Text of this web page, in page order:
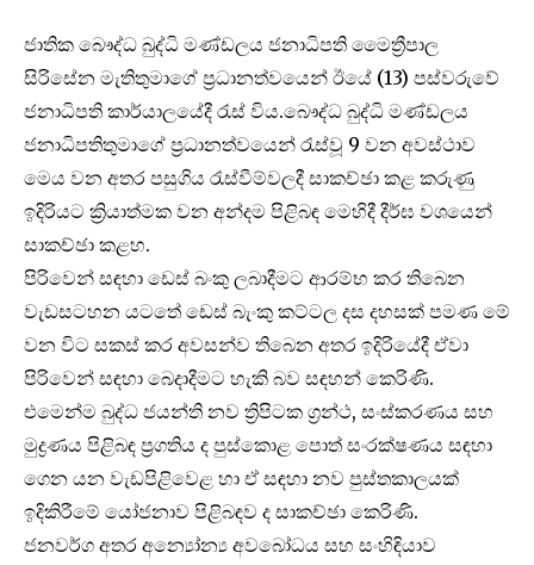
ජාතික බෞද්ධ බුද්ධි මණ්ඩලය ජනාධිපති මෛත්‍රීපාල
සිරිසේන මැතිතුමාගේ ප‍්‍රධානත්වයෙන් ඊයේ (13) පස්වරුවේ
ජනාධිපති කාර්යාලයේදී රැස් විය.බෞද්ධ බුද්ධි මණ්ඩලය
ජනාධිපතිතුමාගේ ප‍්‍රධානත්වයෙන් රැස්වූ 9 වන අවස්ථාව
මෙය වන අතර පසුගිය රැස්වීම්වලදී සාකච්ඡා කළ කරුණු
ඉදිරියට ක්‍රියාත්මක වන අන්දම පිළිබඳ මෙහිදී දීර්ඝ වශයෙන්
සාකච්ඡා කළහ.
පිරිවෙන් සඳහා ඩෙස් බංකු ලබාදීමට ආරම්භ කර තිබෙන
වැඩසටහන යටතේ ඩෙස් බැංකු කට්ටල දස දහසක් පමණ මේ
වන විට සකස් කර අවසන්ව තිබෙන අතර ඉදිරියේදී ඒවා
පිරිවෙන් සඳහා බෙදාදීමට හැකි බව සඳහන් කෙරිණි.
එමෙන්ම බුද්ධ ජයන්ති නව ත්‍රිපිටක ග‍්‍රන්ථ, සංස්කරණය සහ
මුද්‍රණය පිළිබඳ ප‍්‍රගතිය ද පුස්කොළ පොත් සංරක්ෂණය සඳහා
ගෙන යන වැඩපිළිවෙළ හා ඒ සඳහා නව පුස්තකාලයක්
ඉදිකිරීමේ යෝජනාව පිළිබඳව ද සාකච්ඡා කෙරිණි.
ජනවර්ග අතර අන්‍යෝන්‍ය අවබෝධය සහ සංහිඳියාව